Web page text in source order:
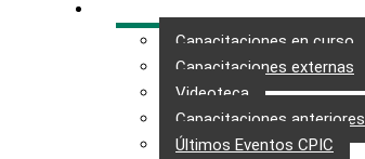
Capacitaciones en curso
Capacitaciones externas
Videoteca
Capacitaciones anteriores
Últimos Eventos CPIC